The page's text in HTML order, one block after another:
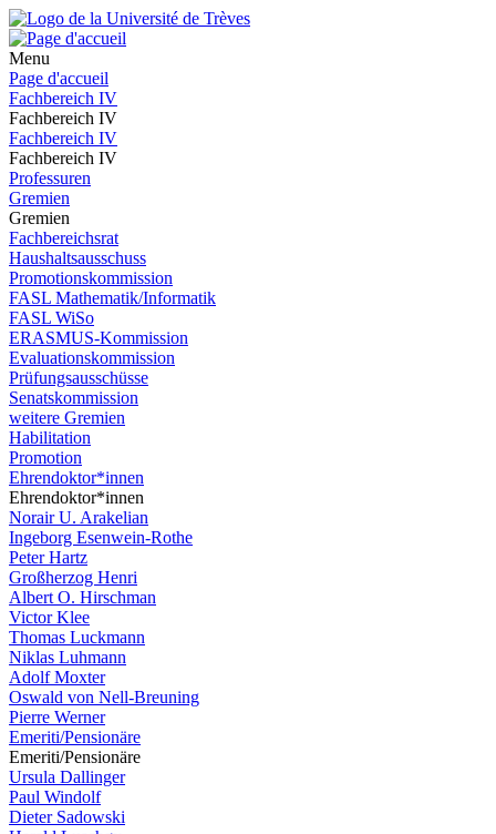
Menu
Page d'accueil
Fachbereich IV
Fachbereich IV
Fachbereich IV
Fachbereich IV
Professuren
Gremien
Gremien
Fachbereichsrat
Haushaltsausschuss
Promotionskommission
FASL Mathematik/Informatik
FASL WiSo
ERASMUS-Kommission
Evaluationskommission
Prüfungsausschüsse
Senatskommission
weitere Gremien
Habilitation
Promotion
Ehrendoktor*innen
Ehrendoktor*innen
Norair U. Arakelian
Ingeborg Esenwein-Rothe
Peter Hartz
Großherzog Henri
Albert O. Hirschman
Victor Klee
Thomas Luckmann
Niklas Luhmann
Adolf Moxter
Oswald von Nell-Breuning
Pierre Werner
Emeriti/Pensionäre
Emeriti/Pensionäre
Ursula Dallinger
Paul Windolf
Dieter Sadowski